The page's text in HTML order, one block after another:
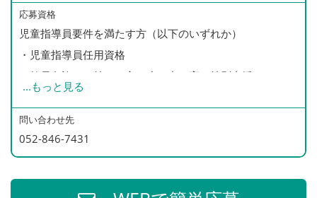
・慶弔休暇
・産前産後休暇
・育児休暇
応募資格
児童指導員要件を満たす方（以下のいずれか）
・児童指導員任用資格
・教員免許をお持ちの方（小・中・高・特別支援）
・社会福祉士
・精神保健福祉士
・4年制大学の社会福祉学、心理学、教育学、社会学部を
卒業
・保育士
...もっと見る
問い合わせ先
052-846-7431